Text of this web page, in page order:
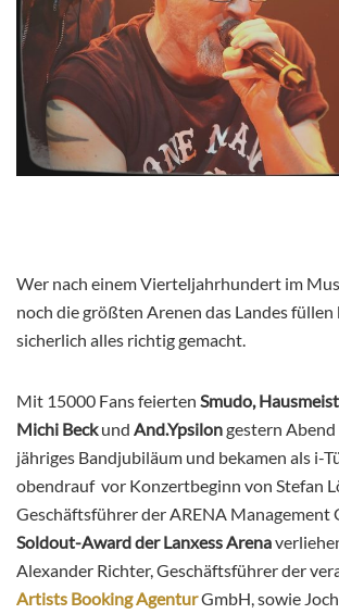
Wer nach einem Vierteljahrhundert im
noch die größten Arenen das Landes füllen
sicherlich alles richtig gemacht.
Mit 15000 Fans feierten Smudo,
Michi Beckund And.Ypsilongestern
jähriges Bandjubiläum und bekamen als i-
obendrauf vor Konzertbeginn von Stefan
Geschäftsführer der ARENA Management
Soldout-Award der Lanxess Arena
Alexander Richter, Geschäftsführer der
Artists Booking AgenturGmbH, sowie